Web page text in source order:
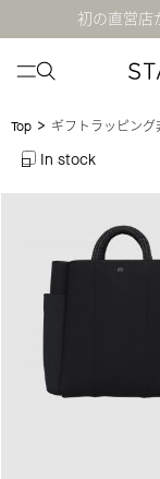
初の直営店
Top > ギフトラッピング
In stock